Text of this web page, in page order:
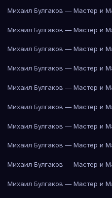
Михаил Булгаков — Мастер и
Михаил Булгаков — Мастер и
Михаил Булгаков — Мастер и
Михаил Булгаков — Мастер и
Михаил Булгаков — Мастер и
Михаил Булгаков — Мастер и
Михаил Булгаков — Мастер и
Михаил Булгаков — Мастер и
Михаил Булгаков — Мастер и
Михаил Булгаков — Мастер и